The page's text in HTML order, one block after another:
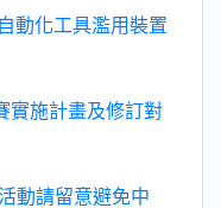
動化工具濫用裝置
實施計畫及修訂對
動請留意避免中